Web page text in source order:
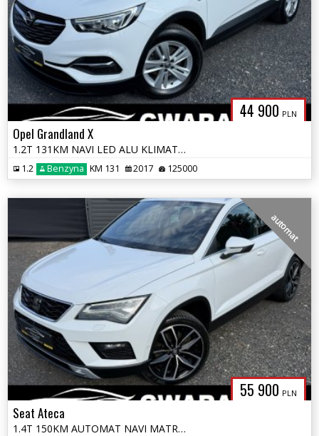
44 900 PLN
Opel Grandland X
1.2T 131KM NAVI LED ALU KLIMATRONIK Grz.FOTELE RADAR 2xPDC SERWIS ASO
1.2 Benzyna KM 131 2017 125000
55 900 PLN
automat
Seat Ateca
1.4T 150KM AUTOMAT NAVI MATRIX ALCANTARA KAMERY 360 Grz.FOTELE LED ALU